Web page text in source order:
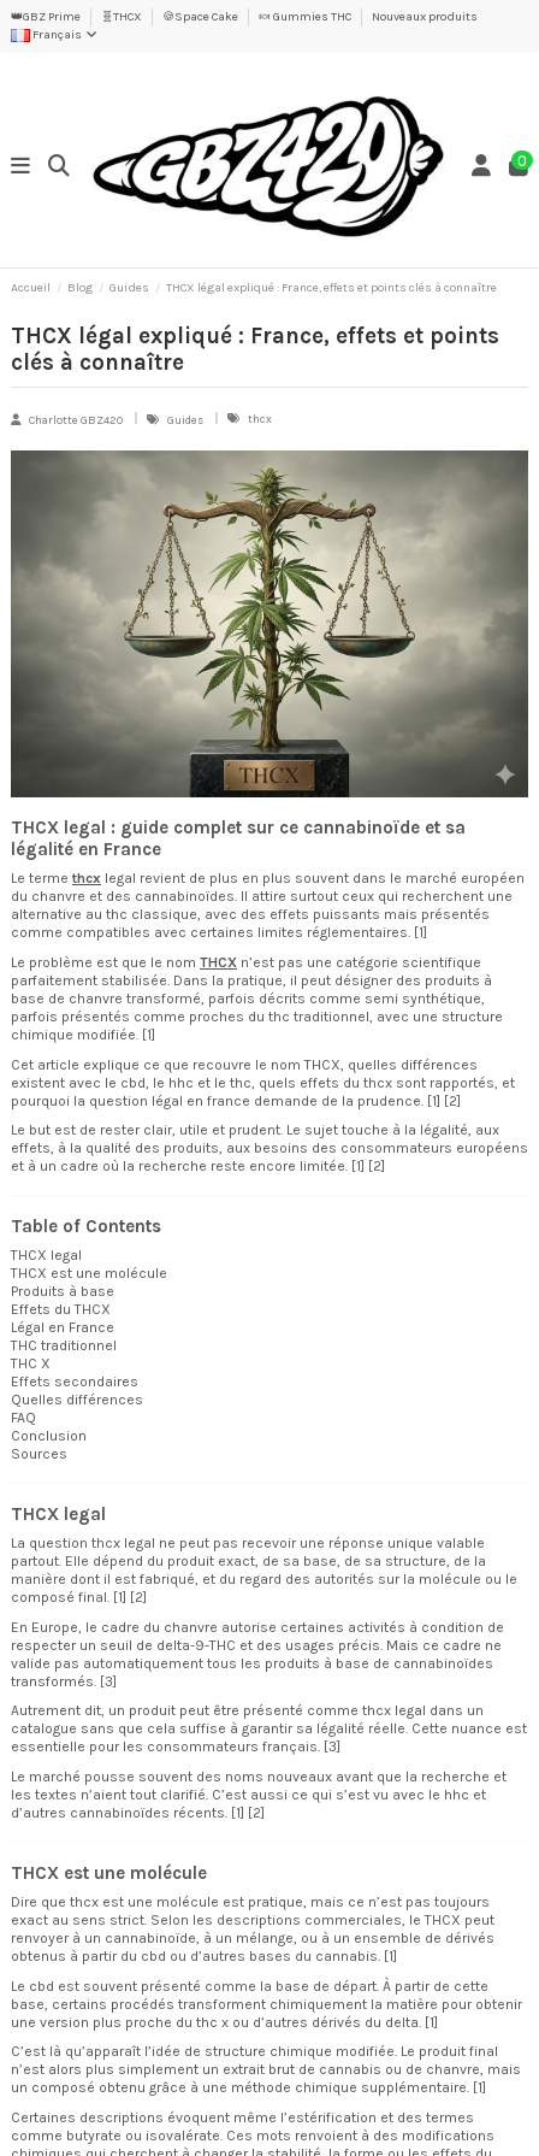
👑GBZ Prime 🧬THCX 🍪Space Cake 🍬 Gummies THC
Nouveaux produits
Français
0
Accueil Blog Guides THCX légal expliqué : France, effets et points clés à connaître
THCX légal expliqué : France, effets et points
clés à connaître
Charlotte GBZ420 Guides thcx
THCX legal : guide complet sur ce cannabinoïde et sa
légalité en France
Le terme thcx legal revient de plus en plus souvent dans le marché européen
du chanvre et des cannabinoïdes. Il attire surtout ceux qui recherchent une
alternative au thc classique, avec des effets puissants mais présentés
comme compatibles avec certaines limites réglementaires. [1]
Le problème est que le nom THCX n’est pas une catégorie scientifique
parfaitement stabilisée. Dans la pratique, il peut désigner des produits à
base de chanvre transformé, parfois décrits comme semi synthétique,
parfois présentés comme proches du thc traditionnel, avec une structure
chimique modifiée. [1]
Cet article explique ce que recouvre le nom THCX, quelles différences
existent avec le cbd, le hhc et le thc, quels effets du thcx sont rapportés, et
pourquoi la question légal en france demande de la prudence. [1] [2]
Le but est de rester clair, utile et prudent. Le sujet touche à la légalité, aux
effets, à la qualité des produits, aux besoins des consommateurs européens
et à un cadre où la recherche reste encore limitée. [1] [2]
Table of Contents
THCX legal
THCX est une molécule
Produits à base
Effets du THCX
Légal en France
THC traditionnel
THC X
Effets secondaires
Quelles différences
FAQ
Conclusion
Sources
THCX legal
La question thcx legal ne peut pas recevoir une réponse unique valable
partout. Elle dépend du produit exact, de sa base, de sa structure, de la
manière dont il est fabriqué, et du regard des autorités sur la molécule ou le
composé final. [1] [2]
En Europe, le cadre du chanvre autorise certaines activités à condition de
respecter un seuil de delta-9-THC et des usages précis. Mais ce cadre ne
valide pas automatiquement tous les produits à base de cannabinoïdes
transformés. [3]
Autrement dit, un produit peut être présenté comme thcx legal dans un
catalogue sans que cela suffise à garantir sa légalité réelle. Cette nuance est
essentielle pour les consommateurs français. [3]
Le marché pousse souvent des noms nouveaux avant que la recherche et
les textes n’aient tout clarifié. C’est aussi ce qui s’est vu avec le hhc et
d’autres cannabinoïdes récents. [1] [2]
THCX est une molécule
Dire que thcx est une molécule est pratique, mais ce n’est pas toujours
exact au sens strict. Selon les descriptions commerciales, le THCX peut
renvoyer à un cannabinoïde, à un mélange, ou à un ensemble de dérivés
obtenus à partir du cbd ou d’autres bases du cannabis. [1]
Le cbd est souvent présenté comme la base de départ. À partir de cette
base, certains procédés transforment chimiquement la matière pour obtenir
une version plus proche du thc x ou d’autres dérivés du delta. [1]
C’est là qu’apparaît l’idée de structure chimique modifiée. Le produit final
n’est alors plus simplement un extrait brut de cannabis ou de chanvre, mais
un composé obtenu grâce à une méthode chimique supplémentaire. [1]
Certaines descriptions évoquent même l’estérification et des termes
comme butyrate ou isovalérate. Ces mots renvoient à des modifications